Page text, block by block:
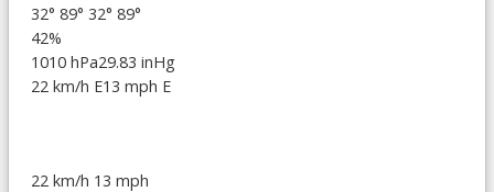
32° 89° 32° 89°
42%
1010 hPa29.83 inHg
22 km/h E13 mph E
22 km/h 13 mph